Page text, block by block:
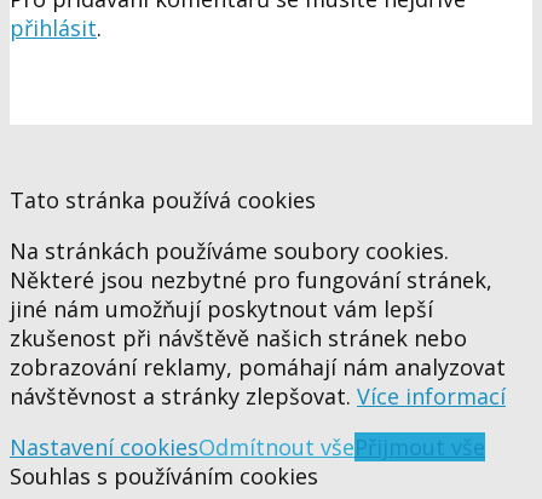
přihlásit.
Tato stránka používá cookies
Na stránkách používáme soubory cookies.
Některé jsou nezbytné pro fungování stránek,
jiné nám umožňují poskytnout vám lepší
zkušenost při návštěvě našich stránek nebo
zobrazování reklamy, pomáhají nám analyzovat
návštěvnost a stránky zlepšovat. Více informací
Nastavení cookiesOdmítnout všePřijmout vše
Souhlas s používáním cookies